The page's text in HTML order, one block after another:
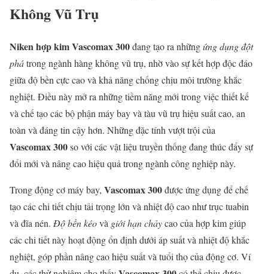
Không Vũ Trụ
Niken hợp kim Vascomax 300đang tạo ra nhữngứng dụng đột
phátrong ngành hàng không vũ trụ, nhờ vào sự kết hợp độc đáo
giữa độ bền cực cao và khả năng chống chịu môi trường khắc
nghiệt. Điều này mở ra những tiềm năng mới trong việc thiết kế
và chế tạo các bộ phận máy bay và tàu vũ trụ hiệu suất cao, an
toàn và đáng tin cậy hơn. Những đặc tính vượt trội của
Vascomax 300so với các vật liệu truyền thống đang thúc đẩy sự
đổi mới và nâng cao hiệu quả trong ngành công nghiệp này.
Trong động cơ máy bay, Vascomax 300được ứng dụng để chế
tạo các chi tiết chịu tải trọng lớn và nhiệt độ cao như trục tuabin
và đĩa nén. Độ bền kéovà giới hạn chảycao của hợp kim giúp
các chi tiết này hoạt động ổn định dưới áp suất và nhiệt độ khắc
nghiệt, góp phần nâng cao hiệu suất và tuổi thọ của động cơ. Ví